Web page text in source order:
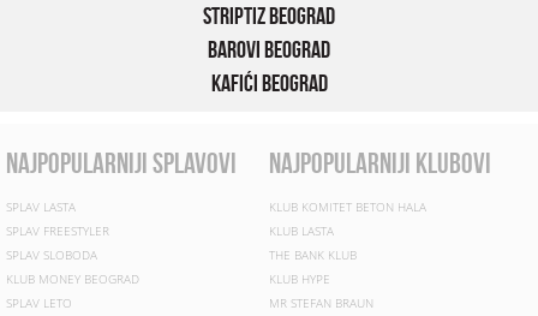
Striptiz Beograd
Barovi Beograd
Kafići Beograd
najpopularniji splavovi
SPLAV LASTA
SPLAV FREESTYLER
SPLAV SLOBODA
KLUB MONEY BEOGRAD
SPLAV LETO
najpopularniji klubovi
KLUB KOMITET BETON HALA
KLUB LASTA
THE BANK KLUB
KLUB HYPE
MR STEFAN BRAUN